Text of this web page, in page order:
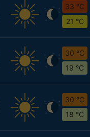
33 °C
21 °C
30 °C
19 °C
30 °C
18 °C